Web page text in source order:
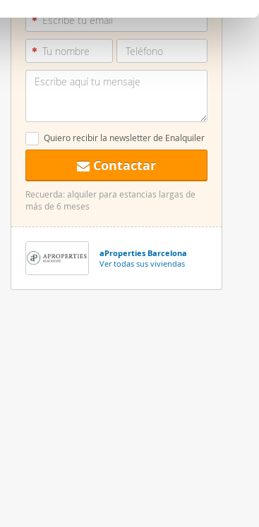
Quiero recibir la newsletter de Enalquiler
Contactar
Recuerda: alquiler para estancias largas de
más de 6 meses
aProperties Barcelona
Ver todas sus viviendas